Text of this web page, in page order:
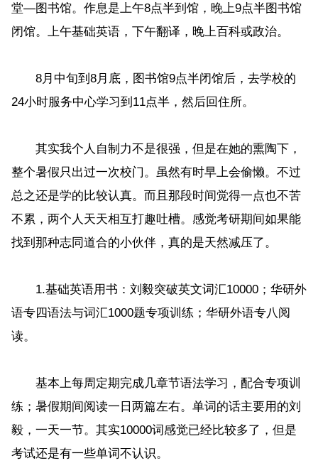
堂—图书馆。作息是上午8点半到馆，晚上9点半图书馆
闭馆。上午基础英语，下午翻译，晚上百科或政治。
8月中旬到8月底，图书馆9点半闭馆后，去学校的
24小时服务中心学习到11点半，然后回住所。
其实我个人自制力不是很强，但是在她的熏陶下，
整个暑假只出过一次校门。虽然有时早上会偷懒。不过
总之还是学的比较认真。而且那段时间觉得一点也不苦
不累，两个人天天相互打趣吐槽。感觉考研期间如果能
找到那种志同道合的小伙伴，真的是天然减压了。
1.基础英语用书：刘毅突破英文词汇10000；华研外
语专四语法与词汇1000题专项训练；华研外语专八阅
读。
基本上每周定期完成几章节语法学习，配合专项训
练；暑假期间阅读一日两篇左右。单词的话主要用的刘
毅，一天一节。其实10000词感觉已经比较多了，但是
考试还是有一些单词不认识。